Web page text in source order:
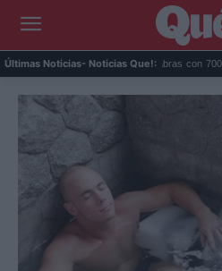
Últimas Noticias- Noticias Que!:
eliminó 140.000 cabras con 700 'cabras e...